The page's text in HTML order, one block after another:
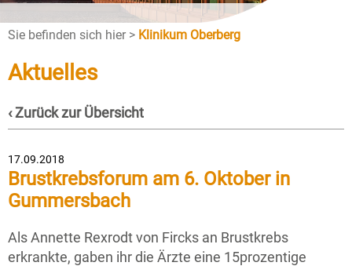
Sie befinden sich hier > Klinikum Oberberg
Aktuelles
‹ Zurück zur Übersicht
17.09.2018
Brustkrebsforum am 6. Oktober in
Gummersbach
Als Annette Rexrodt von Fircks an Brustkrebs
erkrankte, gaben ihr die Ärzte eine 15prozentige